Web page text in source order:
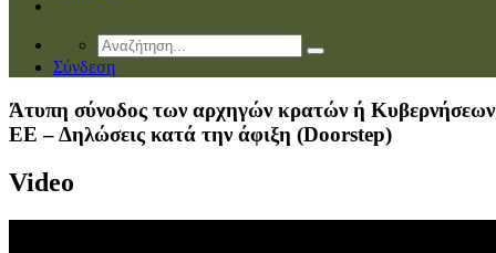
Σύνδεση
Άτυπη σύνοδος των αρχηγών κρατών ή Κυβερνήσεων
ΕΕ – Δηλώσεις κατά την άφιξη (Doorstep)
Video